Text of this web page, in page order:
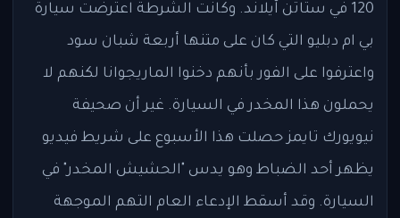
120 في ستاتن آيلاند. وكانت الشرطة اعترضت سيارة
بي ام دبليو التي كان على متنها أربعة شبان سود
واعترفوا على الفور بأنهم دخنوا الماريجوانا لكنهم لا
يحملون هذا المخدر في السيارة. غير أن صحيفة
نيويورك تايمز حصلت هذا الأسبوع على شريط فيديو
يظهر أحد الضباط وهو يدس "الحشيش المخدر" في
السيارة. وقد أسقط الإدعاء العام التهم الموجهة